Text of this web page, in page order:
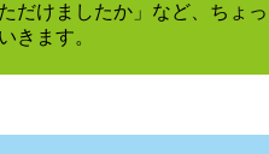
だけましたか」など、ちょっ
きます。